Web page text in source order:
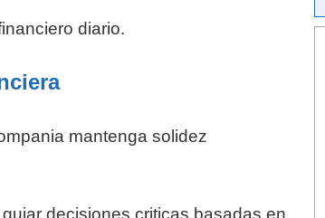
diario.
mantenga solidez
decisiones criticas basadas en